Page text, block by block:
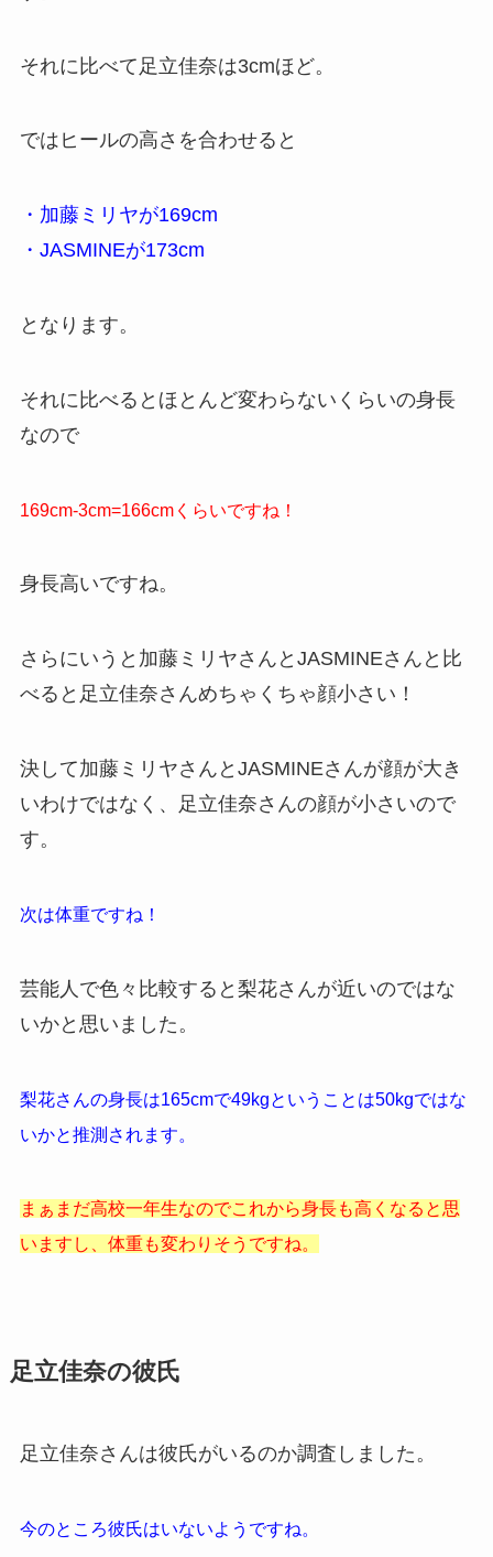
それに比べて足立佳奈は3cmほど。
ではヒールの高さを合わせると
・加藤ミリヤが169cm
・JASMINEが173cm
となります。
それに比べるとほとんど変わらないくらいの身長
なので
169cm-3cm=166cmくらいですね！
身長高いですね。
さらにいうと加藤ミリヤさんとJASMINEさんと比
べると足立佳奈さんめちゃくちゃ顔小さい！
決して加藤ミリヤさんとJASMINEさんが顔が大き
いわけではなく、足立佳奈さんの顔が小さいので
す。
次は体重ですね！
芸能人で色々比較すると梨花さんが近いのではな
いかと思いました。
梨花さんの身長は165cmで49kgということは50kgではな
いかと推測されます。
まぁまだ高校一年生なのでこれから身長も高くなると思
いますし、体重も変わりそうですね。
足立佳奈の彼氏
足立佳奈さんは彼氏がいるのか調査しました。
今のところ彼氏はいないようですね。